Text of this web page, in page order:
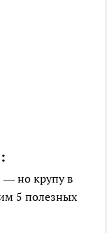
— но крупу в
5 полезных